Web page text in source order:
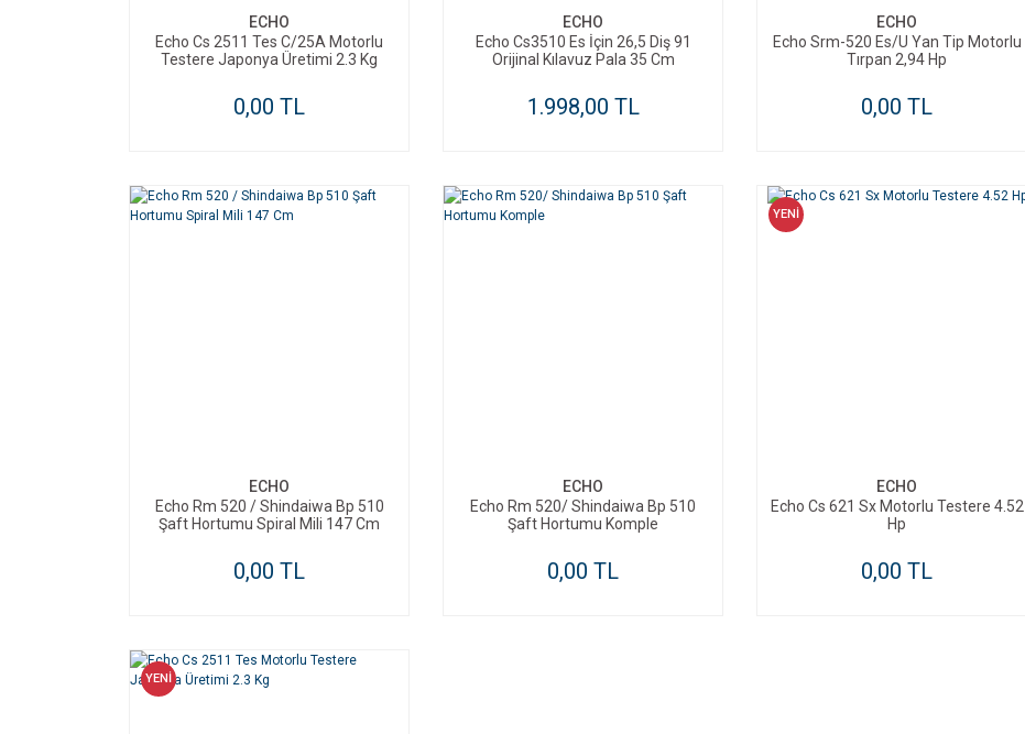
ECHO
Echo Cs 2511 Tes C/25A Motorlu
Testere Japonya Üretimi 2.3 Kg
0,00 TL
ECHO
Echo Cs3510 Es İçin 26,5 Diş 91
Orijinal Kılavuz Pala 35 Cm
1.998,00 TL
ECHO
Echo Srm-520 Es/U Yan Tip Motorlu
Tırpan 2,94 Hp
0,00 TL
ECHO
Echo Rm 520 / Shindaiwa Bp 510
Şaft Hortumu Spiral Mili 147 Cm
0,00 TL
ECHO
Echo Rm 520/ Shindaiwa Bp 510
Şaft Hortumu Komple
0,00 TL
YENİ
ECHO
Echo Cs 621 Sx Motorlu Testere 4.52
Hp
0,00 TL
YENİ